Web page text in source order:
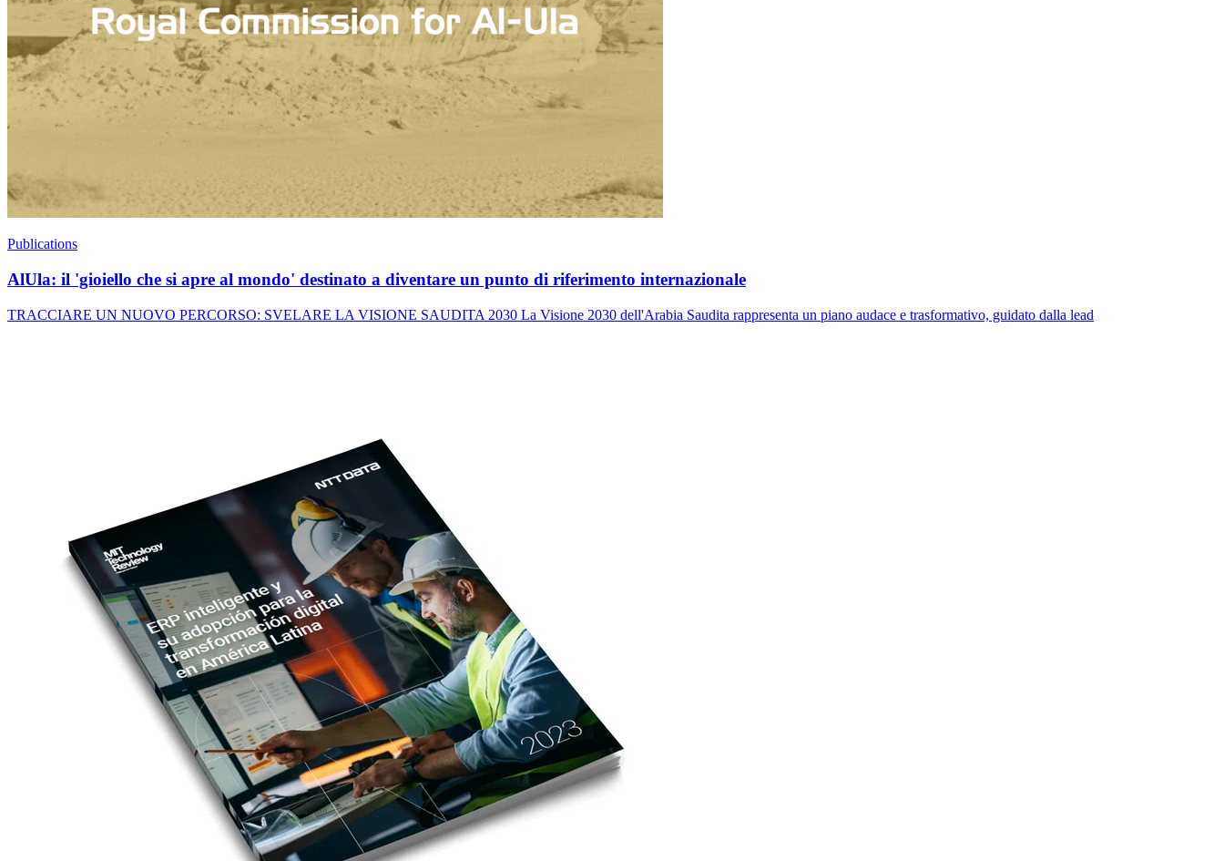
Publications
AlUla: il 'gioiello che si apre al mondo' destinato a diventare un punto di riferimento internazionale
TRACCIARE UN NUOVO PERCORSO: SVELARE LA VISIONE SAUDITA 2030 La Visione 2030 dell'Arabia Saudita rappresenta un piano audace e trasformativo, guidato dalla lead